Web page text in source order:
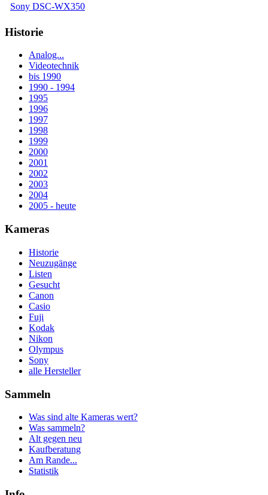
Sony DSC-WX350
Historie
Analog...
Videotechnik
bis 1990
1990 - 1994
1995
1996
1997
1998
1999
2000
2001
2002
2003
2004
2005 - heute
Kameras
Historie
Neuzugänge
Listen
Gesucht
Canon
Casio
Fuji
Kodak
Nikon
Olympus
Sony
alle Hersteller
Sammeln
Was sind alte Kameras wert?
Was sammeln?
Alt gegen neu
Kaufberatung
Am Rande...
Statistik